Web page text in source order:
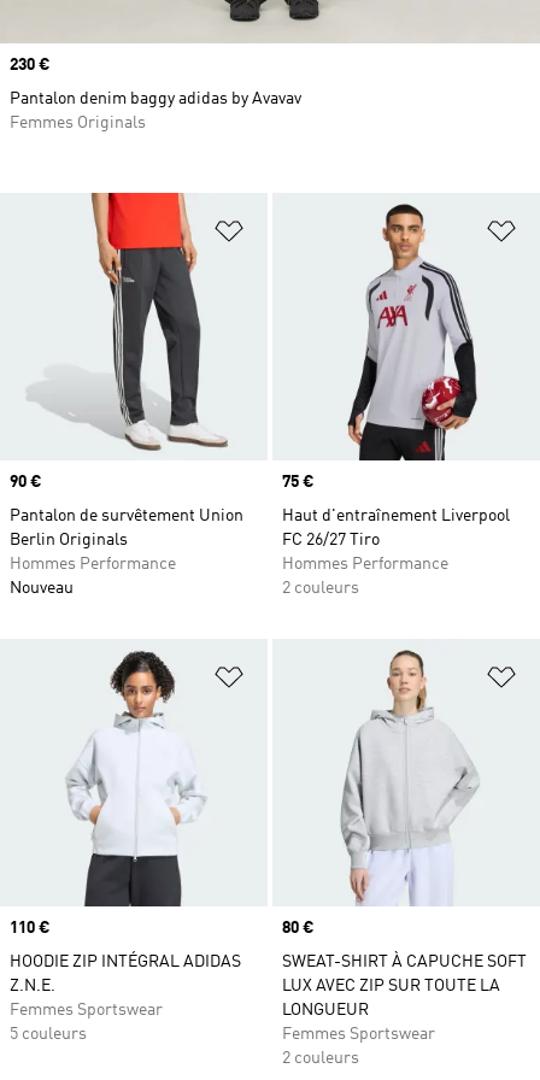
Ajouter à la Liste de produits
Prix
90 €
Pantalon de survêtement Union
Berlin Originals
Hommes Performance
Nouveau
Prix
75 €
Haut d'entraînement Liverpool
FC 26/27 Tiro
Hommes Performance
2 couleurs
Ajouter à la Liste de produits
Prix
110 €
HOODIE ZIP INTÉGRAL ADIDAS
Z.N.E.
Femmes Sportswear
5 couleurs
Prix
80 €
SWEAT-SHIRT À CAPUCHE SOFT
LUX AVEC ZIP SUR TOUTE LA
LONGUEUR
Femmes Sportswear
2 couleurs
Prix
230 €
Pantalon denim baggy adidas by Avavav
Femmes Originals